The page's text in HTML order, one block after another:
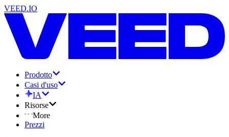
VEED.IO
Prodotto
Casi d'uso
IA
Risorse
More
Prezzi